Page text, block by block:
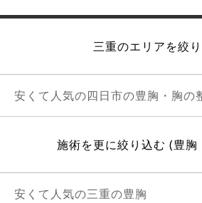
三重のエリアを絞
安くて人気の四日市の豊胸・胸の
施術を更に絞り込む (豊胸
安くて人気の三重の豊胸